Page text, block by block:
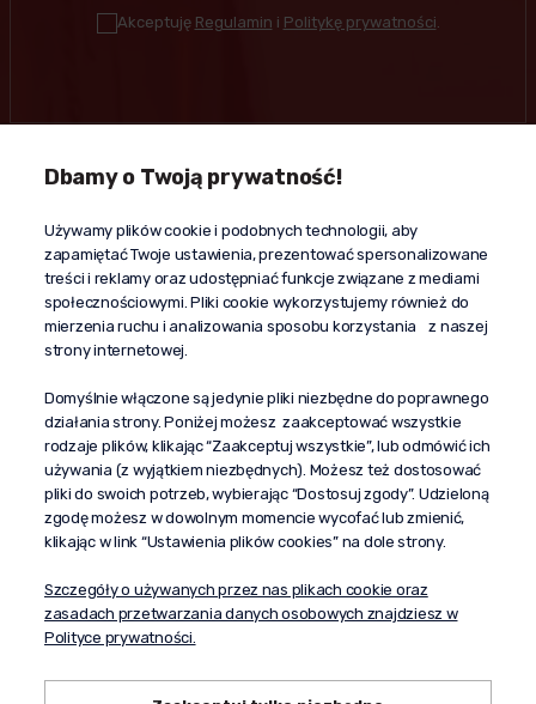
Akceptuję Regulamin i Politykę prywatności.
Kontakt
+48 603 610 870
kontakt@propaganda24h.pl
“Propaganda"
al. Komisji Edukacji Narodowej 51/U5
02-797 Warszawa
Pomoc
Dostawa
Moje konto
O firmie
Dbamy o Twoją prywatność!
Używamy plików cookie i podobnych technologii, aby
zapamiętać Twoje ustawienia, prezentować spersonalizowane
treści i reklamy oraz udostępniać funkcje związane z mediami
społecznościowymi. Pliki cookie wykorzystujemy również do
mierzenia ruchu i analizowania sposobu korzystania z naszej
strony internetowej.
Domyślnie włączone są jedynie pliki niezbędne do poprawnego
działania strony. Poniżej możesz zaakceptować wszystkie
rodzaje plików, klikając “Zaakceptuj wszystkie”, lub odmówić ich
używania (z wyjątkiem niezbędnych). Możesz też dostosować
pliki do swoich potrzeb, wybierając “Dostosuj zgody”. Udzieloną
zgodę możesz w dowolnym momencie wycofać lub zmienić,
klikając w link “Ustawienia plików cookies” na dole strony.
Szczegóły o używanych przez nas plikach cookie oraz
zasadach przetwarzania danych osobowych znajdziesz w
Polityce prywatności.